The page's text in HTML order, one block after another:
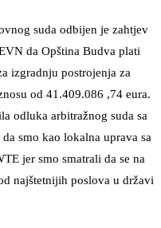
suda odbijen je zahtjev
da Opština Budva plati
izgradnju postrojenja za
od 41.409.086 ,74 eura.
odluka arbitražnog suda sa
smo kao lokalna uprava sa
jer smo smatrali da se na
najštetnijih poslova u državi